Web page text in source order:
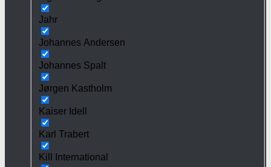
Jahr
Johannes Andersen
Johannes Spalt
Jørgen Kastholm
Kaiser Idell
Karl Trabert
Kill International